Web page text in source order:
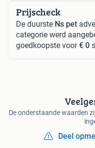
Prijscheck
De duurste Ns pet
categorie werd
goedkoopste voor€ 0
De onderstaande waarden
Deel